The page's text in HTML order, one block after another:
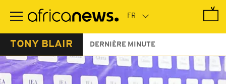
contenu
TONY BLAIR DERNIÈRE MINUTE